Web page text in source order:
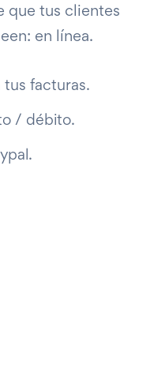
que tus clientes
en línea.
tus facturas.
/ débito.